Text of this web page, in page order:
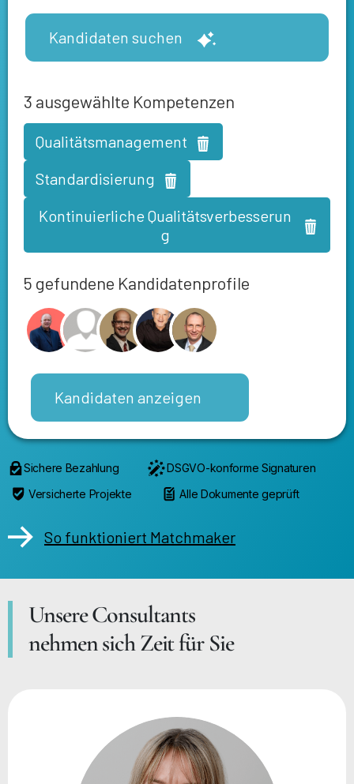
Kandidaten suchen
3 ausgewählte Kompetenzen
Qualitätsmanagement
Standardisierung
Kontinuierliche Qualitätsverbesserun
g
5 gefundene Kandidatenprofile
Kandidaten anzeigen
Sichere Bezahlung
DSGVO-konforme Signaturen
Versicherte Projekte
Alle Dokumente geprüft
So funktioniert Matchmaker
Unsere Consultants
nehmen sich Zeit für Sie